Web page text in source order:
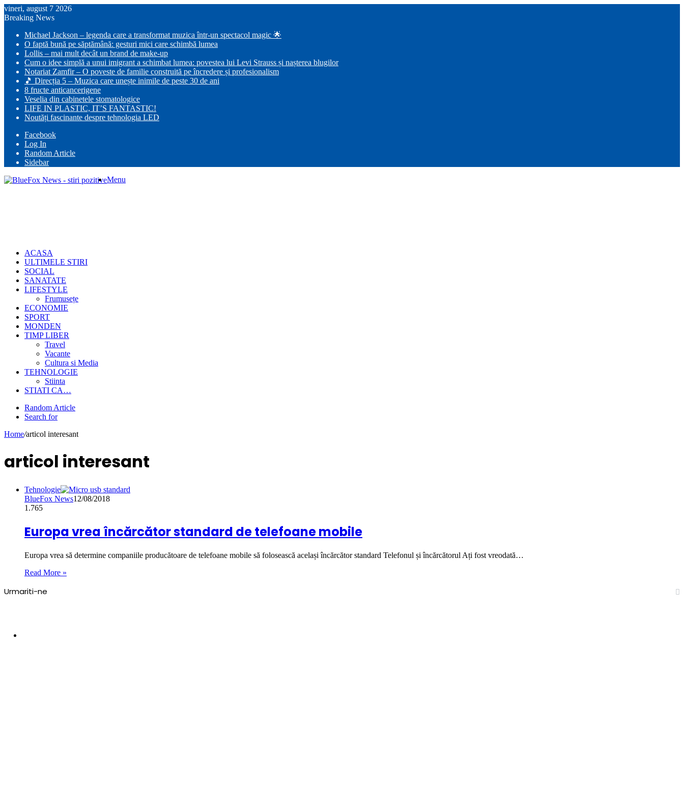
vineri, august 7 2026
Breaking News
Michael Jackson – legenda care a transformat muzica într-un spectacol magic 🌟
O faptă bună pe săptămână: gesturi mici care schimbă lumea
Lollis – mai mult decât un brand de make-up
Cum o idee simplă a unui imigrant a schimbat lumea: povestea lui Levi Strauss și nașterea blugilor
Notariat Zamfir – O poveste de familie construită pe încredere și profesionalism
🎵 Direcția 5 – Muzica care unește inimile de peste 30 de ani
8 fructe anticancerigene
Veselia din cabinetele stomatologice
LIFE IN PLASTIC, IT’S FANTASTIC!
Noutăți fascinante despre tehnologia LED
Facebook
Log In
Random Article
Sidebar
Menu
ACASA
ULTIMELE STIRI
SOCIAL
SANATATE
LIFESTYLE
Frumusețe
ECONOMIE
SPORT
MONDEN
TIMP LIBER
Travel
Vacante
Cultura si Media
TEHNOLOGIE
Stiinta
STIATI CA…
Random Article
Search for
Home/articol interesant
articol interesant
Tehnologie
BlueFox News12/08/2018
1.765
Europa vrea încărcător standard de telefoane mobile
Europa vrea să determine companiile producătoare de telefoane mobile să folosească același încărcător standard Telefonul și încărcătorul Ați fost vreodată…
Read More »
Urmariti-ne